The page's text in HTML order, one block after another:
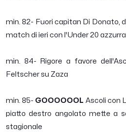
min. 82- Fuori capitan Di Donato,
match di ieri con l'Under 20 azzurra
min. 84- Rigore a favore
Feltscher su Zaza
min. 85- GOOOOOOL Ascoli con
piatto destro angolato mette a
stagionale